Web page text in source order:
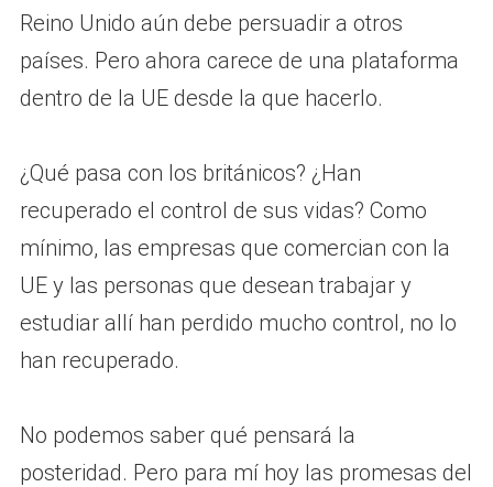
Reino Unido aún debe persuadir a otros
países. Pero ahora carece de una plataforma
dentro de la UE desde la que hacerlo.
¿Qué pasa con los británicos? ¿Han
recuperado el control de sus vidas? Como
mínimo, las empresas que comercian con la
UE y las personas que desean trabajar y
estudiar allí han perdido mucho control, no lo
han recuperado.
No podemos saber qué pensará la
posteridad. Pero para mí hoy las promesas del